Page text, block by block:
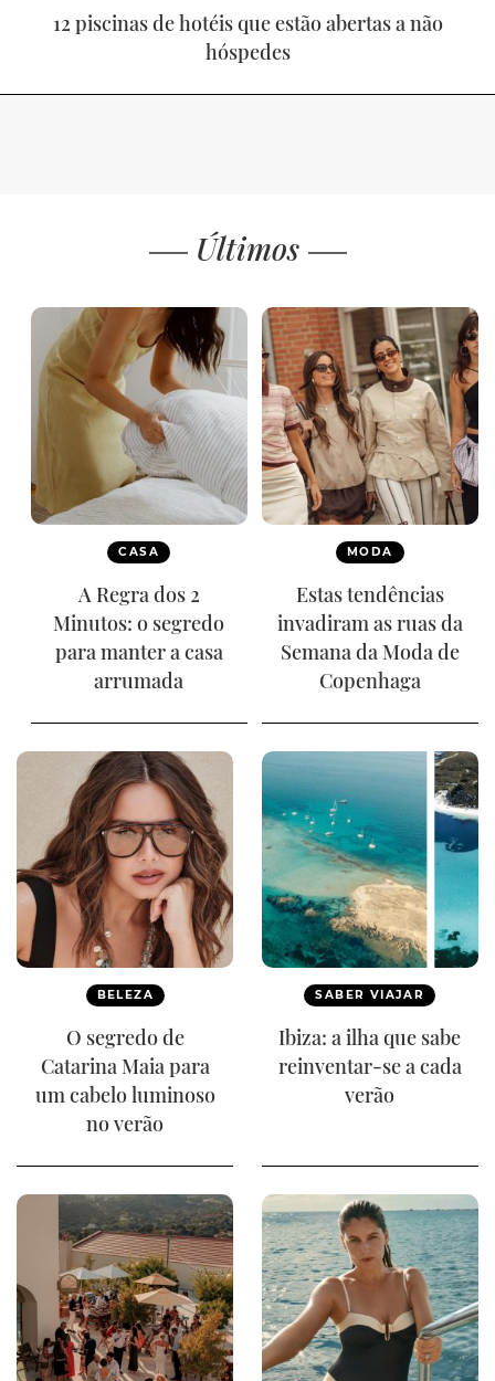
12 piscinas de hotéis que estão abertas a não
hóspedes
Últimos
CASA
A Regra dos 2
Minutos: o segredo
para manter a casa
arrumada
MODA
Estas tendências
invadiram as ruas da
Semana da Moda de
Copenhaga
BELEZA
O segredo de
Catarina Maia para
um cabelo luminoso
no verão
SABER VIAJAR
Ibiza: a ilha que sabe
reinventar-se a cada
verão